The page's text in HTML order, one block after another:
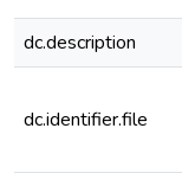
dc.description
dc.identifier.file